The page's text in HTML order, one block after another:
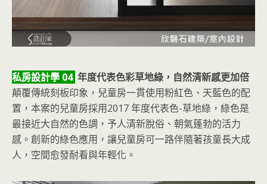
私房設計學 04 年度代表色彩草地綠，自然清新感更加倍
顛覆傳統刻板印象，兒童房一貫使用粉紅色、天藍色的配
置，本案的兒童房採用2017 年度代表色-草地綠，綠色是
最接近大自然的色調，予人清新脫俗、朝氣蓬勃的活力
感。創新的綠色應用，讓兒童房可一路伴隨著孩童長大成
人，空間愈發耐看與年輕化。